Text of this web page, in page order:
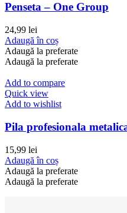
Penseta – One Group
24,99 lei
Adaugă în coș
Adaugă la preferate
Adaugă la preferate
Add to compare
Quick view
Add to wishlist
Pila profesionala
15,99 lei
Adaugă în coș
Adaugă la preferate
Adaugă la preferate